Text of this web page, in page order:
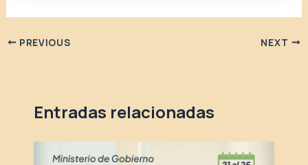
PREVIOUS NEXT
Entradas relacionadas